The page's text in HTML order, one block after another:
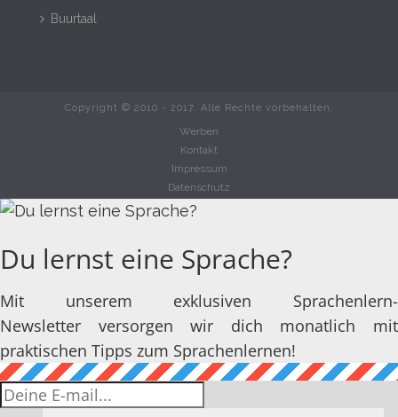
Buurtaal
Copyright © 2010 - 2017. Alle Rechte vorbehalten.
Werben
Kontakt
Impressum
Datenschutz
Du lernst eine Sprache?
Mit unserem exklusiven Sprachenlern-
Newsletter versorgen wir dich monatlich mit
praktischen Tipps zum Sprachenlernen!